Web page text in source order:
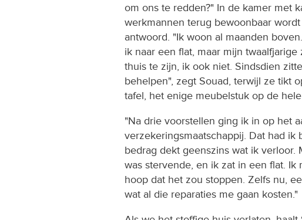
om ons te redden?" In de kamer met
werkmannen terug bewoonbaar
antwoord. "Ik woon al maanden
ik naar een flat, maar mijn
thuis te zijn, ik ook niet. Sindsdien
behelpen", zegt Souad, terwijl ze tikt
tafel, het enige meubelstuk op de
"Na drie voorstellen ging ik in op het
verzekeringsmaatschappij. Dat had ik
bedrag dekt geenszins wat ik verloor.
was stervende, en ik zat in een flat. Ik
hoop dat het zou stoppen. Zelfs nu,
wat al die reparaties me gaan kosten."